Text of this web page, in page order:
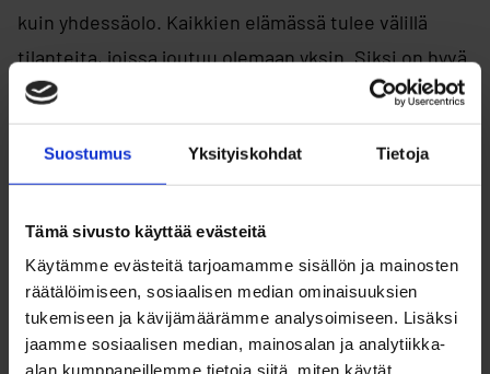
Suostumus Yksityiskohdat Tietoja
Tämä sivusto käyttää evästeitä
Käytämme evästeitä tarjoamamme sisällön ja mainosten
räätälöimiseen, sosiaalisen median ominaisuuksien
tukemiseen ja kävijämäärämme analysoimiseen. Lisäksi
jaamme sosiaalisen median, mainosalan ja analytiikka-
alan kumppaneillemme tietoja siitä, miten käytät
kuin yhdessäolo. Kaikkien elämässä tulee välillä
tilanteita, joissa joutuu olemaan yksin. Siksi on hyvä
opetella myös viihtymään yksin ja tekemään
mieluisia asioita vain omassa seurassaan.
Yksinäisyyden tunteista
kannattaa puhua
Jos yksinäisyyden tunteet ovat voimakkaita tai
jatkuneet pitkään, kannattaa asiasta puhua
vanhemmalle tai jollekin luotettavalle aikuiselle.